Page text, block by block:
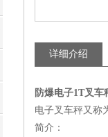
详细介绍
防爆电子1T叉
电子叉车秤又称
简介：